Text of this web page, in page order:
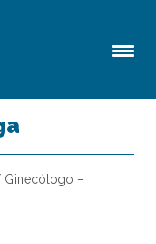
Ginecólogo –